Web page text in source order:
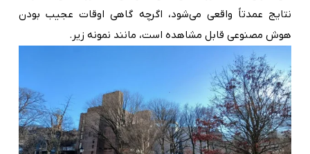
نتایج عمدتاً واقعی می‌شود، اگرچه گاهی اوقات عجیب بودن
هوش مصنوعی قابل مشاهده است، مانند نمونه زیر.